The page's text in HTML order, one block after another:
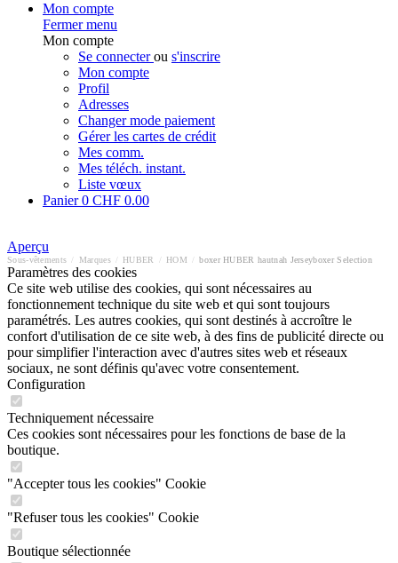
Mon compte
Fermer menu
Mon compte
Se connecterou s'inscrire
Mon compte
Profil
Adresses
Changer mode paiement
Gérer les cartes de crédit
Mes comm.
Mes téléch. instant.
Liste vœux
Panier0 CHF 0.00
Aperçu
Sous-vêtements Marques HUBER HOM boxer HUBER hautnah Jerseyboxer Selection
Paramètres des cookies
Ce site web utilise des cookies, qui sont nécessaires au
fonctionnement technique du site web et qui sont toujours
paramétrés. Les autres cookies, qui sont destinés à accroître le
confort d'utilisation de ce site web, à des fins de publicité directe ou
pour simplifier l'interaction avec d'autres sites web et réseaux
sociaux, ne sont définis qu'avec votre consentement.
Configuration
Techniquement nécessaire
Ces cookies sont nécessaires pour les fonctions de base de la
boutique.
"Accepter tous les cookies" Cookie
"Refuser tous les cookies" Cookie
Boutique sélectionnée